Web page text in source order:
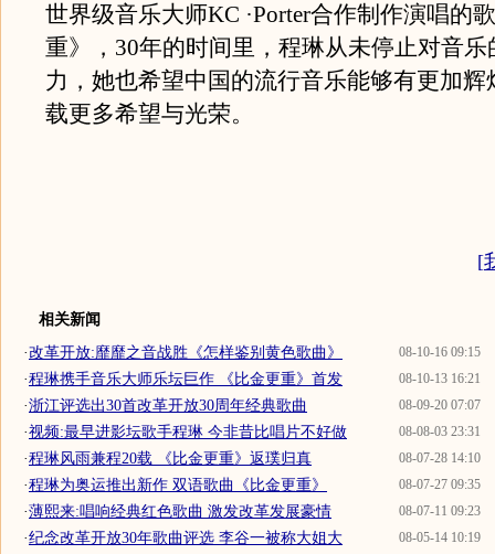
世界级音乐大师KC ·Porter合作制作演唱的
重》，30年的时间里，程琳从未停止对音乐
力，她也希望中国的流行音乐能够有更加辉
载更多希望与光荣。
[
相关新闻
08-10-16 09:15
·改革开放:靡靡之音战胜《怎样鉴别黄色歌曲》
08-10-13 16:21
·程琳携手音乐大师乐坛巨作 《比金更重》首发
08-09-20 07:07
·浙江评选出30首改革开放30周年经典歌曲
08-08-03 23:31
·视频:最早进影坛歌手程琳 今非昔比唱片不好做
08-07-28 14:10
·程琳风雨兼程20载 《比金更重》返璞归真
08-07-27 09:35
·程琳为奥运推出新作 双语歌曲《比金更重》
08-07-11 09:23
·薄熙来:唱响经典红色歌曲 激发改革发展豪情
08-05-14 10:19
·纪念改革开放30年歌曲评选 李谷一被称大姐大